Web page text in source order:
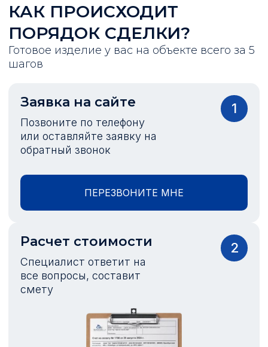
КАК ПРОИСХОДИТ
ПОРЯДОК СДЕЛКИ?
Готовое изделие у вас на объекте всего за 5
шагов
Заявка на сайте
Позвоните по телефону
или оставляйте заявку на
обратный звонок
1
ПЕРЕЗВОНИТЕ МНЕ
Расчет стоимости
Специалист ответит на
все вопросы, составит
смету
2